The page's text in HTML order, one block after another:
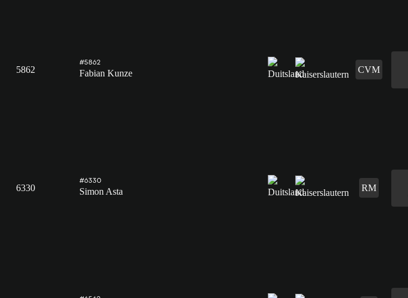
5862
#5862
Fabian Kunze CVM
6330
#6330
Simon Asta RM